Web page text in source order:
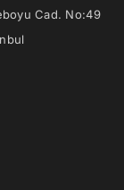
Cad. No:49